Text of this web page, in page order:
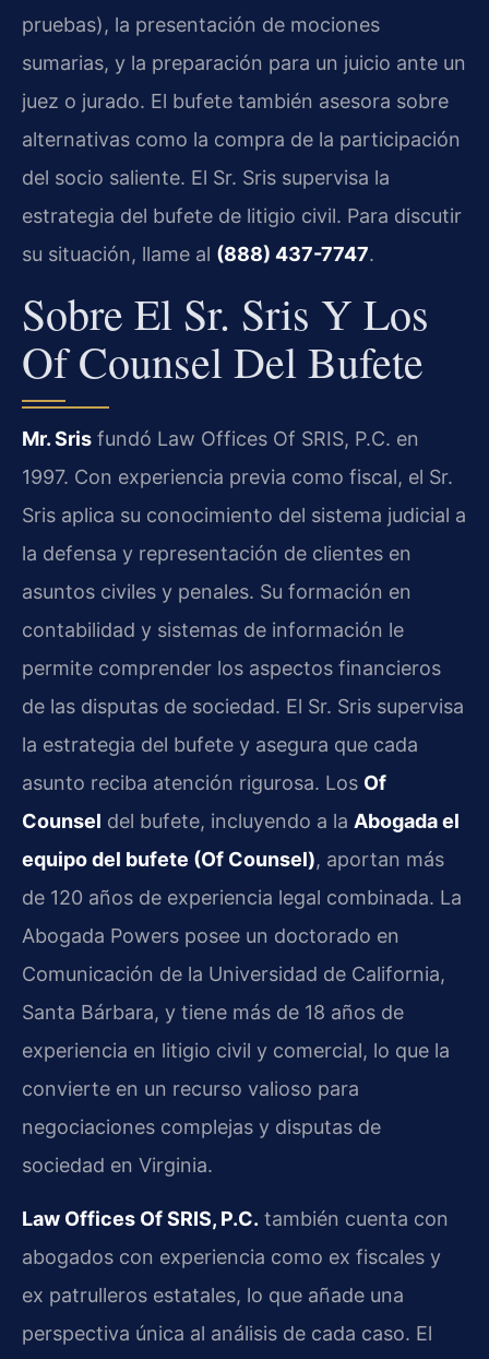
pruebas), la presentación de mociones
sumarias, y la preparación para un juicio ante un
juez o jurado. El bufete también asesora sobre
alternativas como la compra de la participación
del socio saliente. El Sr. Sris supervisa la
estrategia del bufete de litigio civil. Para discutir
su situación, llame al (888) 437-7747.
Sobre El Sr. Sris Y Los
Of Counsel Del Bufete
Mr. Sris fundó Law Offices Of SRIS, P.C. en
1997. Con experiencia previa como fiscal, el Sr.
Sris aplica su conocimiento del sistema judicial a
la defensa y representación de clientes en
asuntos civiles y penales. Su formación en
contabilidad y sistemas de información le
permite comprender los aspectos financieros
de las disputas de sociedad. El Sr. Sris supervisa
la estrategia del bufete y asegura que cada
asunto reciba atención rigurosa. Los Of
Counsel del bufete, incluyendo a la Abogada el
equipo del bufete (Of Counsel), aportan más
de 120 años de experiencia legal combinada. La
Abogada Powers posee un doctorado en
Comunicación de la Universidad de California,
Santa Bárbara, y tiene más de 18 años de
experiencia en litigio civil y comercial, lo que la
convierte en un recurso valioso para
negociaciones complejas y disputas de
sociedad en Virginia.
Law Offices Of SRIS, P.C. también cuenta con
abogados con experiencia como ex fiscales y
ex patrulleros estatales, lo que añade una
perspectiva única al análisis de cada caso. El